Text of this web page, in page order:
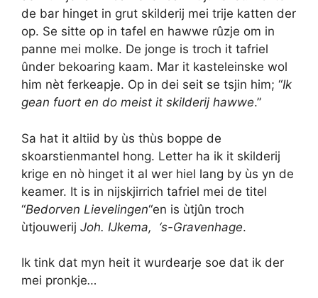
de bar hinget in grut skilderij mei trije katten der
op. Se sitte op in tafel en hawwe rûzje om in
panne mei molke. De jonge is troch it tafriel
ûnder bekoaring kaam. Mar it kasteleinske wol
him nèt ferkeapje. Op in dei seit se tsjin him; “Ik
gean fuort en do meist it skilderij hawwe.”
Sa hat it altiid by ùs thùs boppe de
skoarstienmantel hong. Letter ha ik it skilderij
krige en nò hinget it al wer hiel lang by ùs yn de
keamer. It is in nijskjirrich tafriel mei de titel
“Bedorven Lievelingen“en is ùtjûn troch
ùtjouwerij Joh. IJkema, ‘s-Gravenhage.
Ik tink dat myn heit it wurdearje soe dat ik der
mei pronkje…